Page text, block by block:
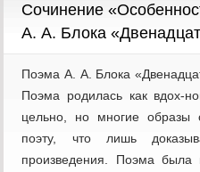
Cочинение
А. А. Блока
Поэма А. А. Блока
Поэма родилась как вдох-
цельно, но многие образы
поэту, что лишь
произведения. Поэма была